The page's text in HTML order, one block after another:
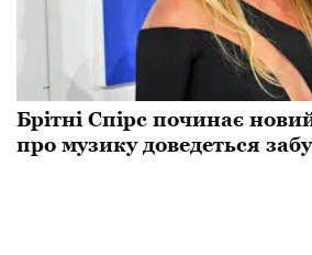
Брітні Спірс починає
про музику доведеться